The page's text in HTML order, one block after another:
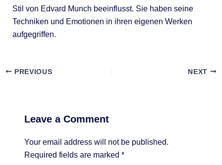
Stil von Edvard Munch beeinflusst. Sie haben seine
Techniken und Emotionen in ihren eigenen Werken
aufgegriffen.
PREVIOUS NEXT
Leave a Comment
Your email address will not be published.
Required fields are marked *